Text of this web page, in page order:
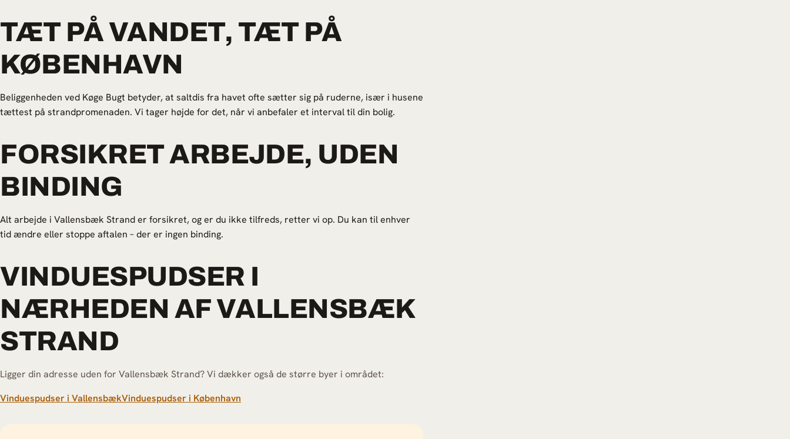
TÆT PÅ VANDET, TÆT PÅ
KØBENHAVN
Beliggenheden ved Køge Bugt betyder, at saltdis fra havet ofte sætter sig på ruderne, især i husene
tættest på strandpromenaden. Vi tager højde for det, når vi anbefaler et interval til din bolig.
FORSIKRET ARBEJDE, UDEN
BINDING
Alt arbejde i Vallensbæk Strand er forsikret, og er du ikke tilfreds, retter vi op. Du kan til enhver
tid ændre eller stoppe aftalen – der er ingen binding.
VINDUESPUDSER I
NÆRHEDEN AF VALLENSBÆK
STRAND
Ligger din adresse uden for Vallensbæk Strand? Vi dækker også de større byer i området:
Vinduespudser i VallensbækVinduespudser i København